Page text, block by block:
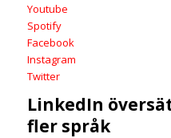
Youtube
Spotify
Facebook
Instagram
Twitter
LinkedIn
fler språk